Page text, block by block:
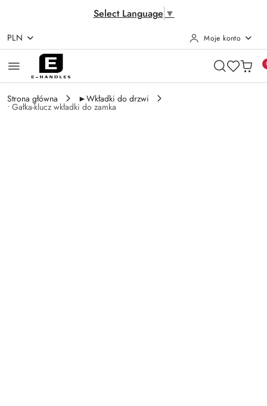
Select Language ▼
Przejdź do treści głównej
Przejdź do wyszukiwarki
Przejdź do moje konto
Przejdź do menu głównego
Przejdź do opisu produktu
Przejdź do stopki
PLN Moje konto
Strona główna ►Wkładki do drzwi
• Gałka-klucz wkładki do zamka